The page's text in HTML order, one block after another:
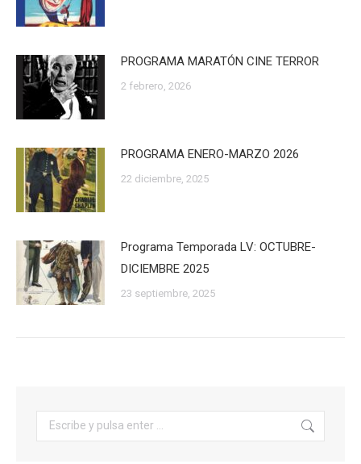
PROGRAMA MARATÓN CINE TERROR
2 febrero, 2026
PROGRAMA ENERO-MARZO 2026
22 diciembre, 2025
Programa Temporada LV: OCTUBRE-
DICIEMBRE 2025
23 septiembre, 2025
Buscar: